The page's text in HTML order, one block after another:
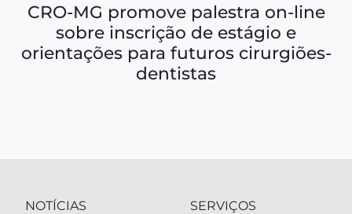
CRO-MG promove palestra on-line
sobre inscrição de estágio e
orientações para futuros cirurgiões-
dentistas
NOTÍCIAS
SERVIÇOS